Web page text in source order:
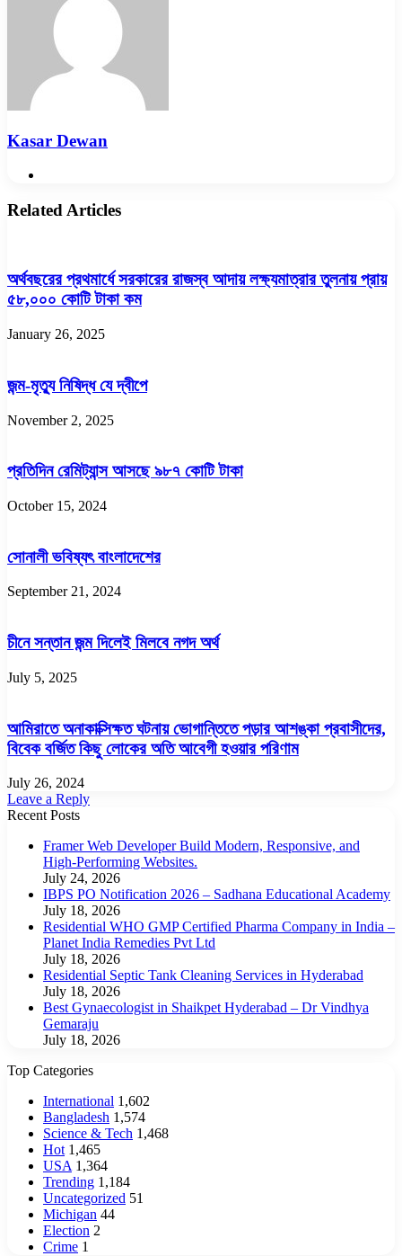
Kasar Dewan
Related Articles
অর্থবছরের প্রথমার্ধে সরকারের রাজস্ব আদায় লক্ষ্যমাত্রার তুলনায় প্রায়
৫৮,০০০ কোটি টাকা কম
January 26, 2025
জন্ম-মৃত্যু নিষিদ্ধ যে দ্বীপে
November 2, 2025
প্রতিদিন রেমিট্যান্স আসছে ৯৮৭ কোটি টাকা
October 15, 2024
সোনালী ভবিষ্যৎ বাংলাদেশের
September 21, 2024
চীনে সন্তান জন্ম দিলেই মিলবে নগদ অর্থ
July 5, 2025
আমিরাতে অনাকাক্সিক্ষত ঘটনায় ভোগান্তিতে পড়ার আশঙ্কা প্রবাসীদের,
বিবেক বর্জিত কিছু লোকের অতি আবেগী হওয়ার পরিণাম
July 26, 2024
Leave a Reply
Recent Posts
Framer Web Developer Build Modern, Responsive, and
High-Performing Websites.
July 24, 2026
IBPS PO Notification 2026 – Sadhana Educational Academy
July 18, 2026
Residential WHO GMP Certified Pharma Company in India –
Planet India Remedies Pvt Ltd
July 18, 2026
Residential Septic Tank Cleaning Services in Hyderabad
July 18, 2026
Best Gynaecologist in Shaikpet Hyderabad – Dr Vindhya
Gemaraju
July 18, 2026
Top Categories
International 1,602
Bangladesh 1,574
Science & Tech 1,468
Hot 1,465
USA 1,364
Trending 1,184
Uncategorized 51
Michigan 44
Election 2
Crime 1